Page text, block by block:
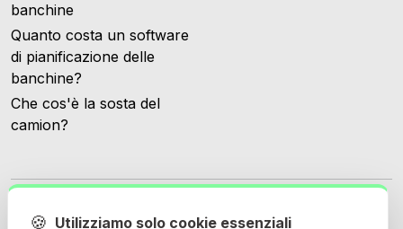
banchine
Quanto costa un software
di pianificazione delle
banchine?
Che cos'è la sosta del
camion?
🍪 Utilizziamo solo cookie essenziali